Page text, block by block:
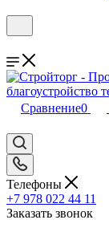
Сравнение0
Телефоны
+7 978 022 44 11
Заказать звонок